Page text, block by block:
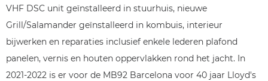
VHF DSC unit geïnstalleerd in stuurhuis, nieuwe
Grill/Salamander geïnstalleerd in kombuis, interieur
bijwerken en reparaties inclusief enkele lederen plafond
panelen, vernis en houten oppervlakken rond het jacht. In
2021-2022 is er voor de MB92 Barcelona voor 40 jaar Lloyd's